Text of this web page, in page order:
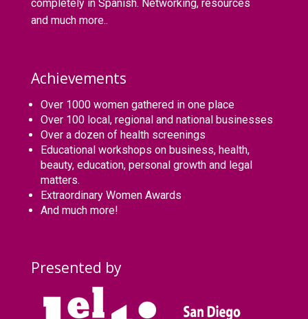
completely in Spanish. Networking, resources
and much more..
Achievements
Over 1000 women gathered in one place
Over 100 local, regional and national businesses
Over a dozen of health screenings
Educational workshops on business, health,
beauty, education, personal growth and legal
matters.
Extraordinary Women Awards
And much more!
Presented by